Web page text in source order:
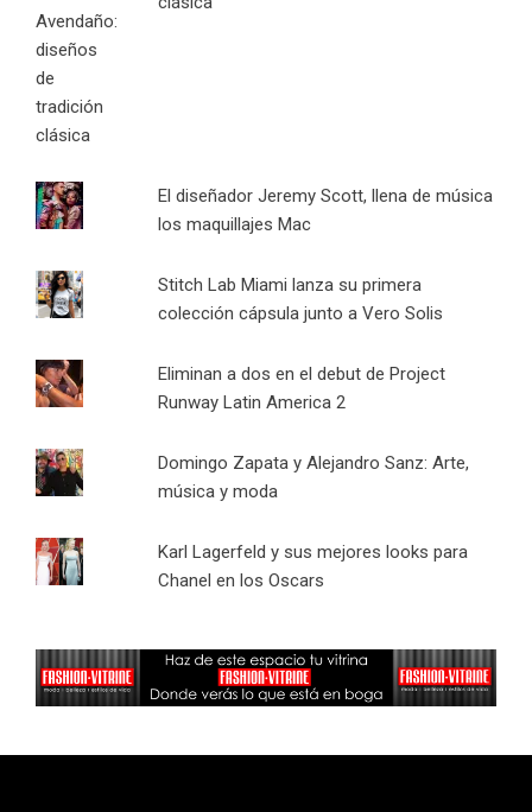
El diseñador Jeremy Scott, llena de música
los maquillajes Mac
Stitch Lab Miami lanza su primera
colección cápsula junto a Vero Solis
Eliminan a dos en el debut de Project
Runway Latin America 2
Domingo Zapata y Alejandro Sanz: Arte,
música y moda
Karl Lagerfeld y sus mejores looks para
Chanel en los Oscars